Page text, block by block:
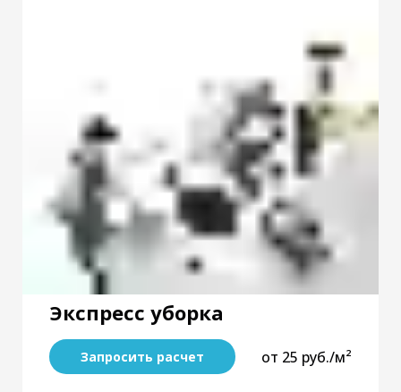
Экспресс уборка
Запросить расчет от 25 руб./м²